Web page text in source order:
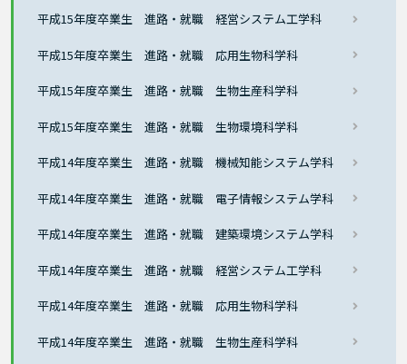
平成15年度卒業生 進路・就職 経営システム工学科
平成15年度卒業生 進路・就職 応用生物科学科
平成15年度卒業生 進路・就職 生物生産科学科
平成15年度卒業生 進路・就職 生物環境科学科
平成14年度卒業生 進路・就職 機械知能システム学科
平成14年度卒業生 進路・就職 電子情報システム学科
平成14年度卒業生 進路・就職 建築環境システム学科
平成14年度卒業生 進路・就職 経営システム工学科
平成14年度卒業生 進路・就職 応用生物科学科
平成14年度卒業生 進路・就職 生物生産科学科